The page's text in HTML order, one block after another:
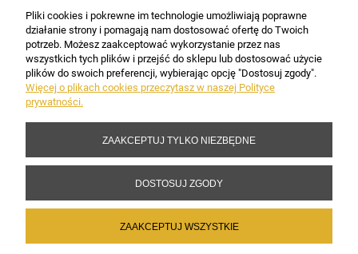
INFORMACJE
Copyright 2017-2026 Sakramento.pl
Pliki cookies i pokrewne im technologie umożliwiają poprawne
działanie strony i pomagają nam dostosować ofertę do Twoich
potrzeb. Możesz zaakceptować wykorzystanie przez nas
wszystkich tych plików i przejść do sklepu lub dostosować użycie
plików do swoich preferencji, wybierając opcję "Dostosuj zgody".
Więcej o plikach cookies przeczytasz w naszej Polityce
prywatności.
ZAAKCEPTUJ TYLKO NIEZBĘDNE
DOSTOSUJ ZGODY
ZAAKCEPTUJ WSZYSTKIE